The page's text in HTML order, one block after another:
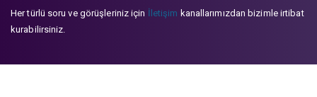
Her türlü soru ve görüşleriniz için İletişim kanallarımızdan bizimle irtibat
kurabilirsiniz.